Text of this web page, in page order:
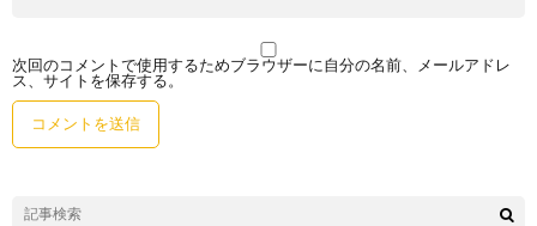
次回のコメントで使用するためブラウザーに自分の名前、メールアドレ
ス、サイトを保存する。